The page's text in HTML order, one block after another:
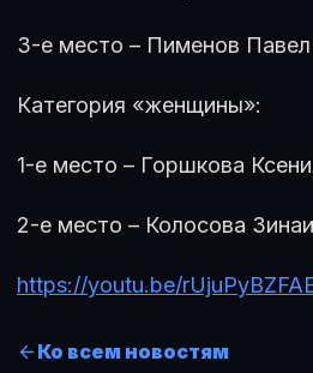
3-е место – Пименов
Категория «женщины»:
1-е место – Горшкова
2-е место – Колосова
https://youtu.be/
Ко всем новостям